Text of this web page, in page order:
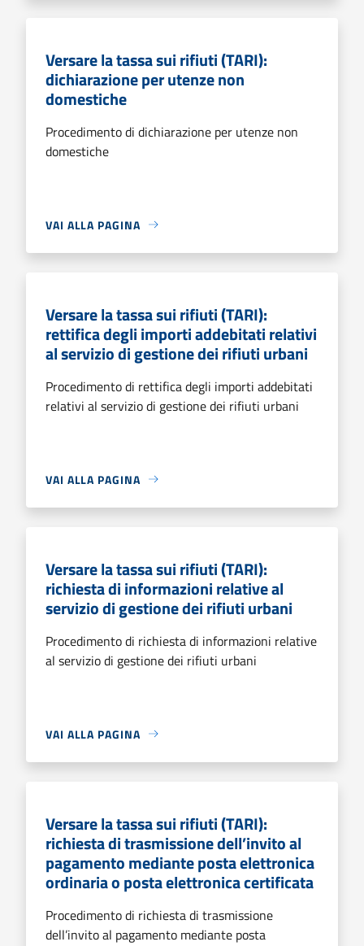
Versare la tassa sui rifiuti (TARI):
dichiarazione per utenze non
domestiche
Procedimento di dichiarazione per utenze non
domestiche
VAI ALLA PAGINA
Versare la tassa sui rifiuti (TARI):
rettifica degli importi addebitati relativi
al servizio di gestione dei rifiuti urbani
Procedimento di rettifica degli importi addebitati
relativi al servizio di gestione dei rifiuti urbani
VAI ALLA PAGINA
Versare la tassa sui rifiuti (TARI):
richiesta di informazioni relative al
servizio di gestione dei rifiuti urbani
Procedimento di richiesta di informazioni relative
al servizio di gestione dei rifiuti urbani
VAI ALLA PAGINA
Versare la tassa sui rifiuti (TARI):
richiesta di trasmissione dell’invito al
pagamento mediante posta elettronica
ordinaria o posta elettronica certificata
Procedimento di richiesta di trasmissione
dell’invito al pagamento mediante posta